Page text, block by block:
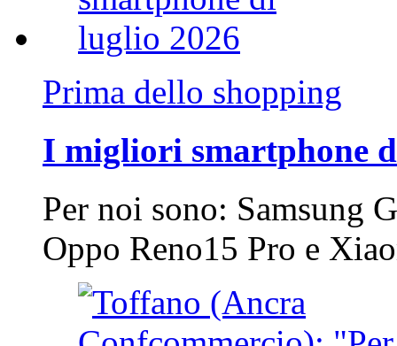
Prima dello shopping
I migliori smartphone
Per noi sono: Samsung
Oppo Reno15 Pro e